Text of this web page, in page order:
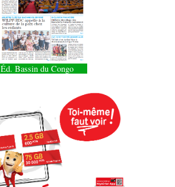
Éd. Bassin du Congo